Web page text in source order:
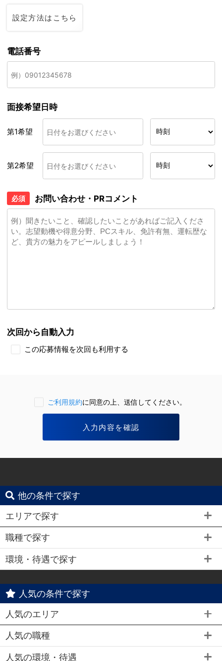
設定方法はこちら
電話番号
面接希望日時
第1希望
第2希望
必須 お問い合わせ・PRコメント
次回から自動入力
この応募情報を次回も利用する
ご利用規約に同意の上、送信してください。
他の条件で探す
エリアで探す
職種で探す
環境・待遇で探す
人気の条件で探す
人気のエリア
人気の職種
人気の環境・待遇